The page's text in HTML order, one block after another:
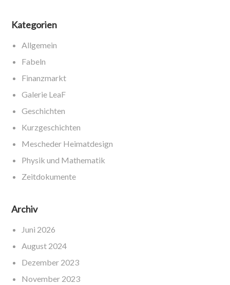
Kategorien
Allgemein
Fabeln
Finanzmarkt
Galerie LeaF
Geschichten
Kurzgeschichten
Mescheder Heimatdesign
Physik und Mathematik
Zeitdokumente
Archiv
Juni 2026
August 2024
Dezember 2023
November 2023